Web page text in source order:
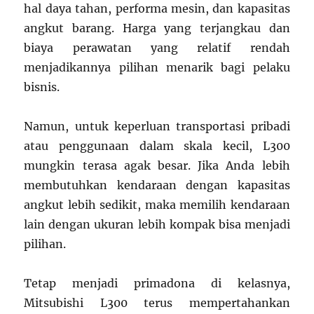
hal daya tahan, performa mesin, dan kapasitas
angkut barang. Harga yang terjangkau dan
biaya perawatan yang relatif rendah
menjadikannya pilihan menarik bagi pelaku
bisnis.
Namun, untuk keperluan transportasi pribadi
atau penggunaan dalam skala kecil, L300
mungkin terasa agak besar. Jika Anda lebih
membutuhkan kendaraan dengan kapasitas
angkut lebih sedikit, maka memilih kendaraan
lain dengan ukuran lebih kompak bisa menjadi
pilihan.
Tetap menjadi primadona di kelasnya,
Mitsubishi L300 terus mempertahankan